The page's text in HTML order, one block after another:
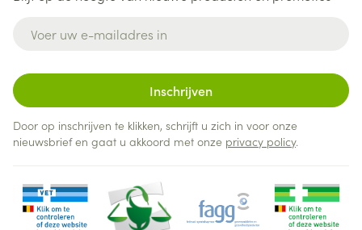
Inschrijven
Door op inschrijven te klikken, schrijft u zich in voor onze
nieuwsbrief en gaat u akkoord met onze privacy policy.